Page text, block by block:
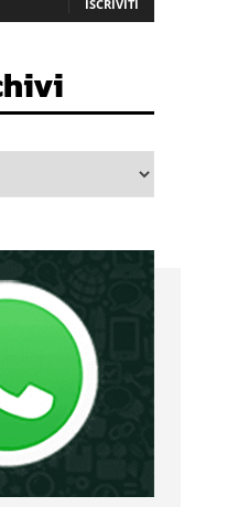
ISCRIVITI